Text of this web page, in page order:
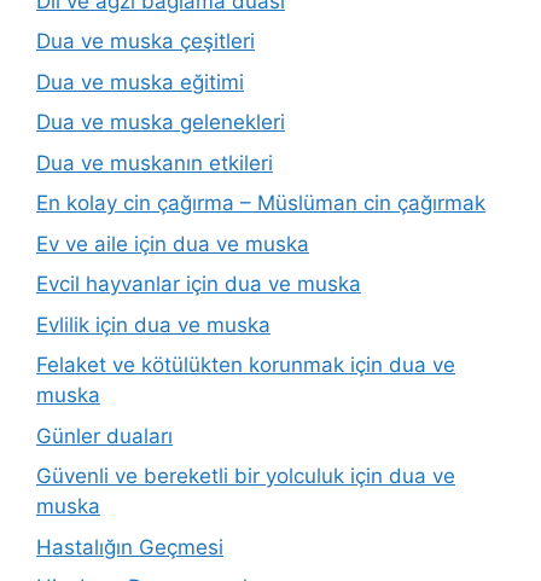
Dua ve muska çeşitleri
Dua ve muska eğitimi
Dua ve muska gelenekleri
Dua ve muskanın etkileri
En kolay cin çağırma – Müslüman cin çağırmak
Ev ve aile için dua ve muska
Evcil hayvanlar için dua ve muska
Evlilik için dua ve muska
Felaket ve kötülükten korunmak için dua ve
muska
Günler duaları
Güvenli ve bereketli bir yolculuk için dua ve
muska
Hastalığın Geçmesi